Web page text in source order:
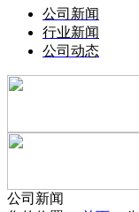
公司新闻
行业新闻
公司动态
公司新闻